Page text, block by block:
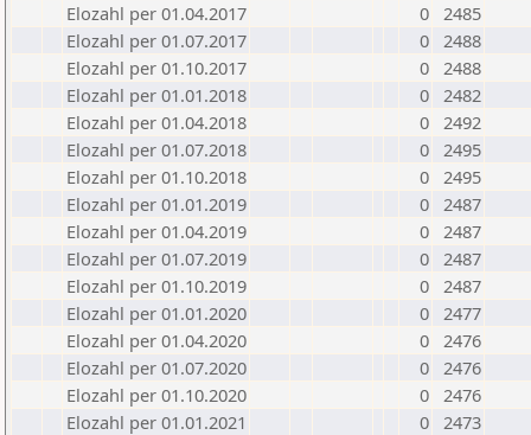
Elozahl per 01.04.2017
0 2485
Elozahl per 01.07.2017
0 2488
Elozahl per 01.10.2017
0 2488
Elozahl per 01.01.2018
0 2482
Elozahl per 01.04.2018
0 2492
Elozahl per 01.07.2018
0 2495
Elozahl per 01.10.2018
0 2495
Elozahl per 01.01.2019
0 2487
Elozahl per 01.04.2019
0 2487
Elozahl per 01.07.2019
0 2487
Elozahl per 01.10.2019
0 2487
Elozahl per 01.01.2020
0 2477
Elozahl per 01.04.2020
0 2476
Elozahl per 01.07.2020
0 2476
Elozahl per 01.10.2020
0 2476
Elozahl per 01.01.2021
0 2473